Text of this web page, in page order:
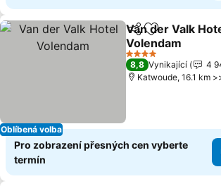
Oblíbená volba
SdíletPřidat na
Van der Valk
Volendam
4 Počet hvězdiček
8,8 Vynikající
4
Katwoude, 16.1 km
Pro zobrazení přesných cen vyberte
termín